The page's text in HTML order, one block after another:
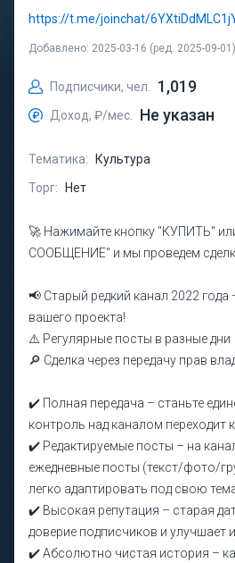
https://t.me/joinchat/
Добавлено: 2025-03-16 (ред. 2025-09-01)
Подписчики, чел. 1,019
Доход, ₽/мес. Не указан
Тематика:
Культура
Торг:
Нет
🚀 Нажимайте кнопку "КУПИТЬ"
СООБЩЕНИЕ" и мы проведем
📢 Старый редкий канал 2022 года
вашего проекта!
⚠️ Регулярные посты в разные дни
🔎 Сделка через передачу прав
✔️ Полная передача – станьте
контроль над каналом переходит
✔️ Редактируемые посты – на
ежедневные посты (текст/фото/
легко адаптировать под свою
✔️ Высокая репутация – старая
доверие подписчиков и улучшает
✔️ Абсолютно чистая история –